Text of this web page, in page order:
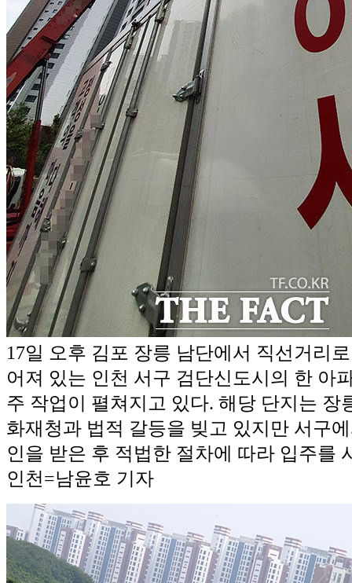
17일 오후 김포 장릉 남단에서 직선거리
어져 있는 인천 서구 검단신도시의 한 아
주 작업이 펼쳐지고 있다. 해당 단지는 장
화재청과 법적 갈등을 빚고 있지만 서구
인을 받은 후 적법한 절차에 따라 입주를
인천=남윤호 기자